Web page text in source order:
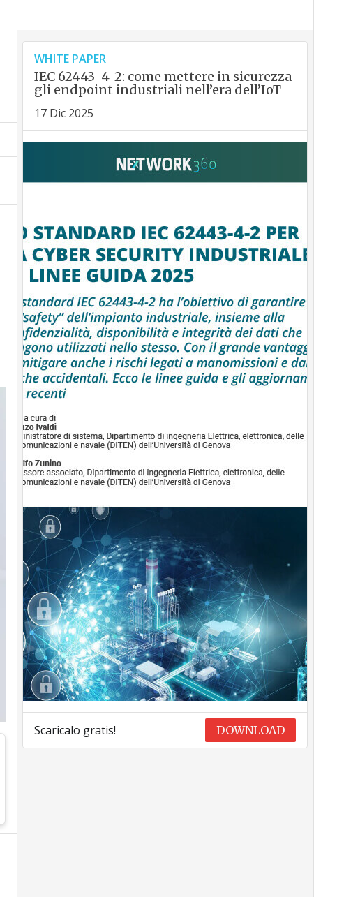
WHITE PAPER
IEC 62443-4-2: come mettere in sicurezza
gli endpoint industriali nell’era dell’IoT
17 Dic 2025
Scaricalo gratis! DOWNLOAD